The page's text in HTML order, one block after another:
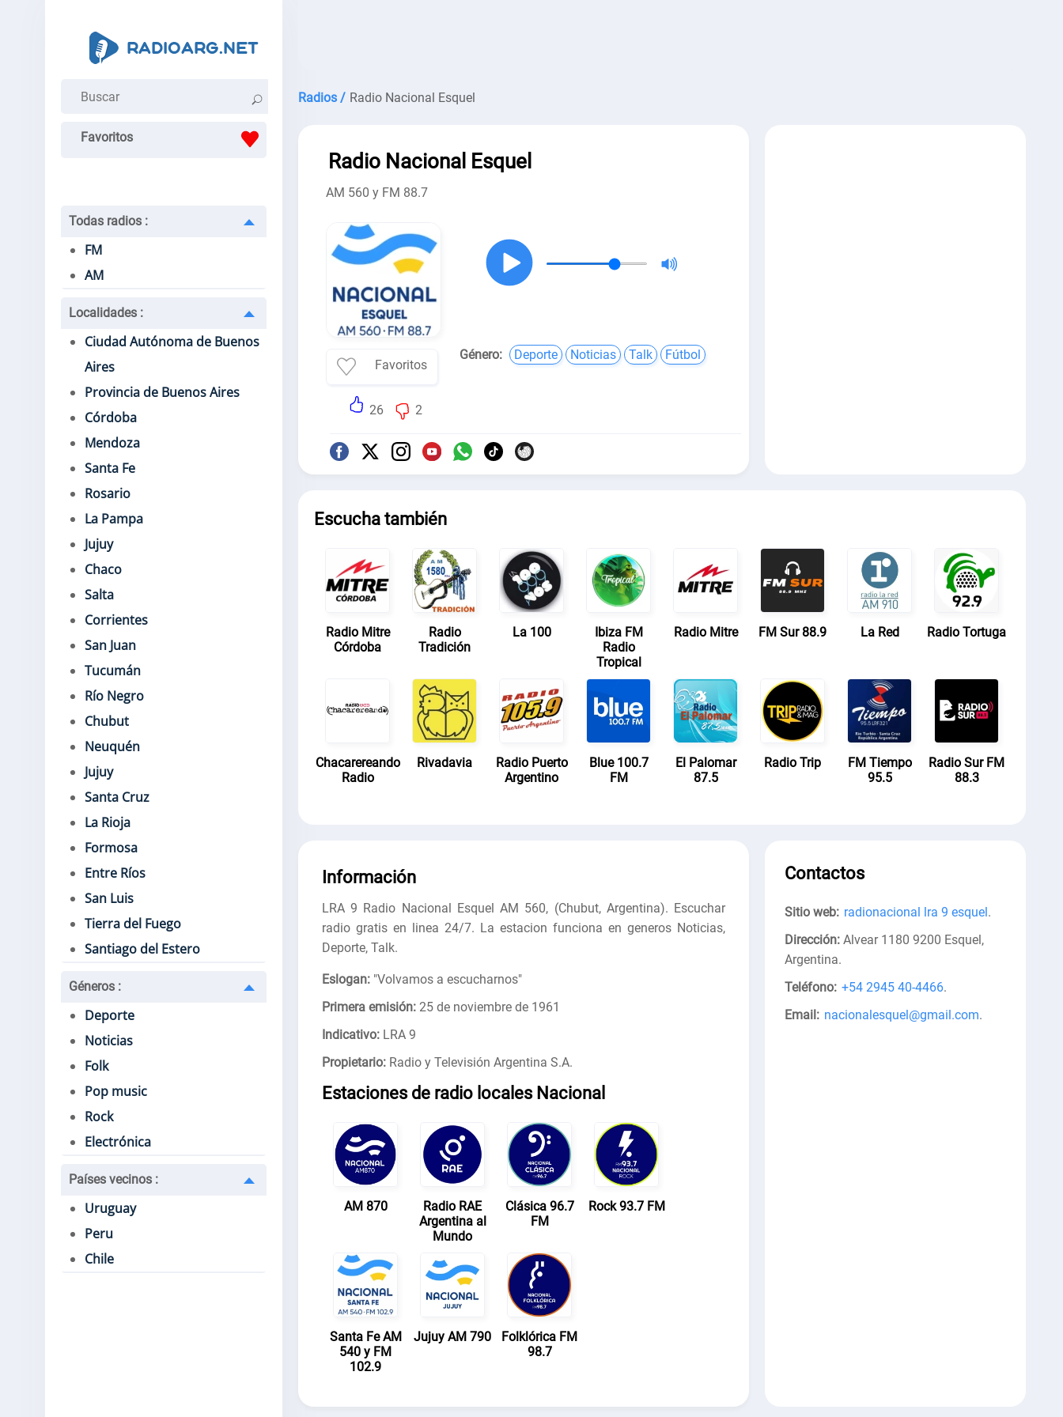
Favoritos
Todas radios :
FM
AM
Localidades :
Ciudad Autónoma de Buenos
Aires
Provincia de Buenos Aires
Córdoba
Mendoza
Santa Fe
Rosario
La Pampa
Jujuy
Chaco
Salta
Corrientes
San Juan
Tucumán
Río Negro
Chubut
Neuquén
Jujuy
Santa Cruz
La Rioja
Formosa
Entre Ríos
San Luis
Tierra del Fuego
Santiago del Estero
Géneros :
Deporte
Noticias
Folk
Pop music
Rock
Electrónica
Países vecinos :
Uruguay
Peru
Chile
Radios / Radio Nacional Esquel
Radio Nacional Esquel
AM 560 y FM 88.7
Favoritos
26 2
Género: Deporte Noticias Talk Fútbol
Escucha también
Radio Mitre
Córdoba
Radio
Tradición
La 100
Ibiza FM
Radio
Tropical
Radio Mitre FM Sur 88.9 La Red Radio Tortuga
Chacarereando
Radio
Rivadavia
Radio Puerto
Argentino
Blue 100.7
FM
El Palomar
87.5
Radio Trip
FM Tiempo
95.5
Radio Sur FM
88.3
Información
LRA 9 Radio Nacional Esquel AM 560, (Chubut, Argentina). Escuchar
radio gratis en linea 24/7. La estacion funciona en generos Noticias,
Deporte, Talk.
Eslogan: "Volvamos a escucharnos"
Primera emisión: 25 de noviembre de 1961
Indicativo: LRA 9
Propietario: Radio y Televisión Argentina S.A.
Estaciones de radio locales Nacional
AM 870
Radio RAE
Argentina al
Mundo
Clásica 96.7
FM
Rock 93.7 FM
Santa Fe AM
540 y FM
102.9
Jujuy AM 790
Folklórica FM
98.7
Contactos
Sitio web: radionacional lra 9 esquel.
Dirección: Alvear 1180 9200 Esquel,
Argentina.
Teléfono: +54 2945 40-4466.
Email: nacionalesquel@gmail.com.